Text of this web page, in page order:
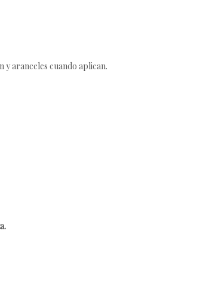
aranceles cuando aplican.